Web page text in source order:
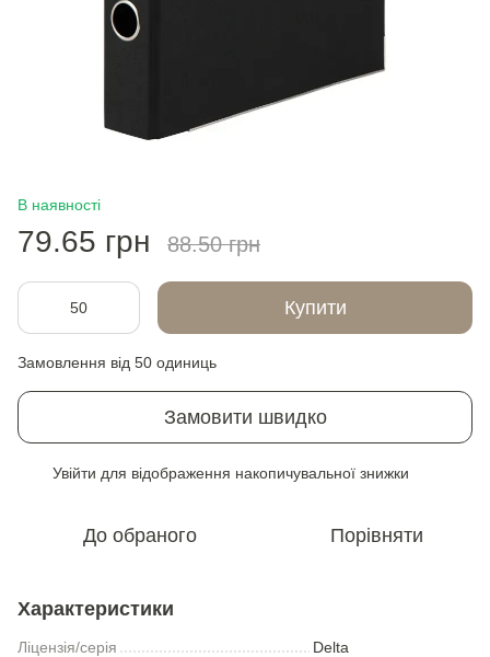
В наявності
79.65 грн 88.50 грн
Купити
Замовлення від 50 одиниць
Замовити швидко
Увійти для відображення накопичувальної знижки
До обраного Порівняти
Характеристики
Ліцензія/серія Delta